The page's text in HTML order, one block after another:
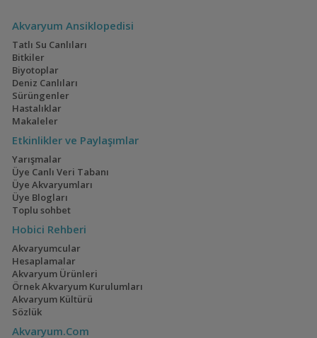
Akvaryum Ansiklopedisi
Tatlı Su Canlıları
Bitkiler
Biyotoplar
Deniz Canlıları
Sürüngenler
Hastalıklar
Makaleler
Etkinlikler ve Paylaşımlar
Yarışmalar
Üye Canlı Veri Tabanı
Üye Akvaryumları
Üye Blogları
Toplu sohbet
Hobici Rehberi
Akvaryumcular
Hesaplamalar
Akvaryum Ürünleri
Örnek Akvaryum Kurulumları
Akvaryum Kültürü
Sözlük
Akvaryum.Com